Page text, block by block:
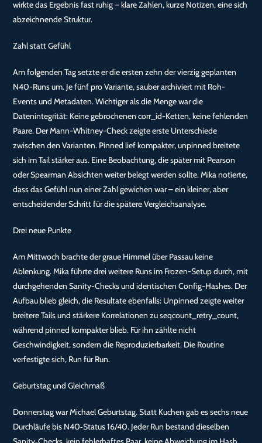
wirkte das Ergebnis fast ruhig – klare Zahlen, kurze Notizen, eine sich
abzeichnende Struktur.
Zahl statt Gefühl
Am folgenden Tag setzte er die ersten zehn der vierzig geplanten
N40-Runs um. Je fünf pro Variante, sauber archiviert mit Roh-
Events und Metadaten. Wichtiger als die Menge war die
Datenintegrität: Keine gebrochenen corr_id-Ketten, keine fehlenden
Paare. Der Mann-Whitney-Check zeigte erste Unterschiede
zwischen den Varianten. Pinned lief kompakter, unpinned breitete
sich im Tail stärker aus. Eine Beobachtung, die später mit Pearson
oder Spearman Absichten weiter belegt werden sollte. Mika notierte,
dass das Gefühl nun einer Zahl gewichen war – ein kleiner, aber
entscheidender Schritt für die spätere Vergleichsanalyse.
Drei neue Punkte
Am Mittwoch brachte der graue Himmel über Passau keine
Ablenkung. Mika führte drei weitere Runs im Frozen-Setup durch, mit
durchgehenden Sanity-Checks und identischen Config-Hashes. Der
Aufbau blieb gleich, die Resultate ebenfalls: Unpinned zeigte weiter
breitere Tails und stärkere Korrelationen zu seqcount_retry_count,
während pinned kompakter blieb. Für ihn zählte nicht
Geschwindigkeit, sondern die Reproduzierbarkeit. Die Routine
verfestigte sich, Run für Run.
Geburtstag und Gleichmaß
Donnerstag war Michael Geburtstag. Statt Kuchen gab es sechs neue
Durchläufe bis N40‑Status 16/40. Jeder Run bestand dieselben